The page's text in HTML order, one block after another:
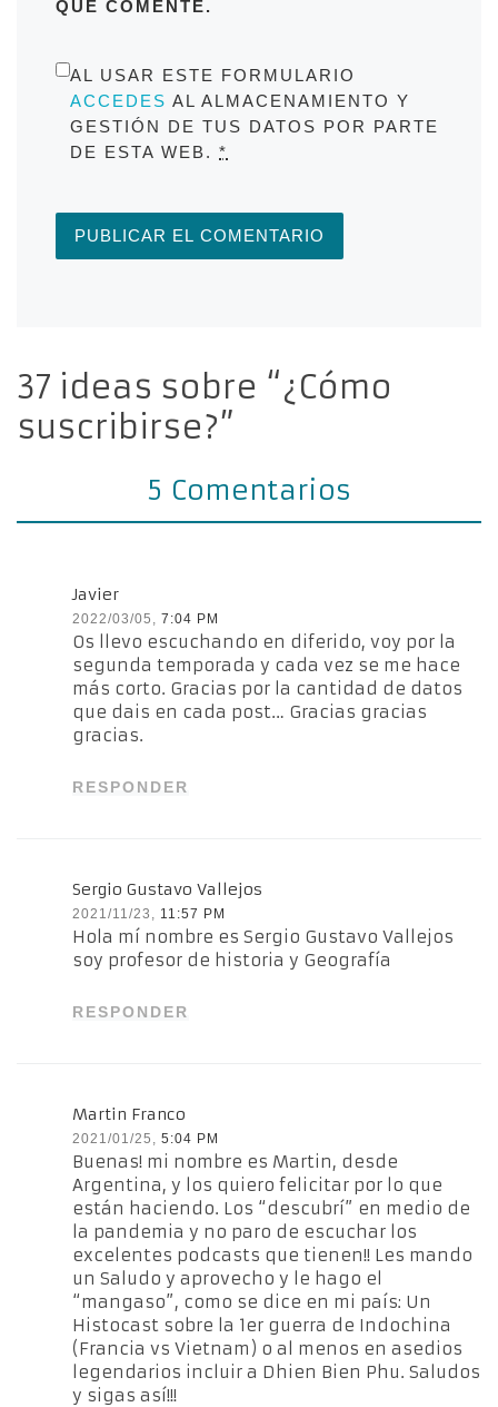
QUE COMENTE.
AL USAR ESTE FORMULARIO
ACCEDES AL ALMACENAMIENTO Y
GESTIÓN DE TUS DATOS POR PARTE
DE ESTA WEB. *
37 ideas sobre “¿Cómo
suscribirse?”
5 Comentarios
Javier
2022/03/05, 7:04 PM
Os llevo escuchando en diferido, voy por la
segunda temporada y cada vez se me hace
más corto. Gracias por la cantidad de datos
que dais en cada post… Gracias gracias
gracias.
RESPONDER
Sergio Gustavo Vallejos
2021/11/23, 11:57 PM
Hola mí nombre es Sergio Gustavo Vallejos
soy profesor de historia y Geografía
RESPONDER
Martin Franco
2021/01/25, 5:04 PM
Buenas! mi nombre es Martin, desde
Argentina, y los quiero felicitar por lo que
están haciendo. Los “descubrí” en medio de
la pandemia y no paro de escuchar los
excelentes podcasts que tienen!! Les mando
un Saludo y aprovecho y le hago el
“mangaso”, como se dice en mi país: Un
Histocast sobre la 1er guerra de Indochina
(Francia vs Vietnam) o al menos en asedios
legendarios incluir a Dhien Bien Phu. Saludos
y sigas así!!!